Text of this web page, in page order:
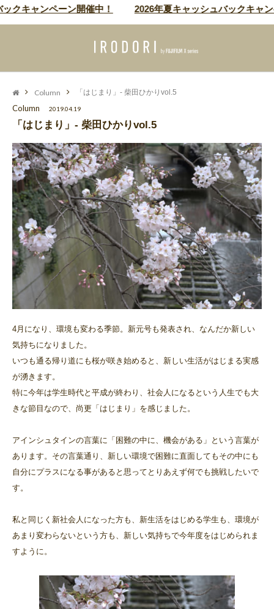
ンペーン開催中！ 2026年夏キャッシュバックキャンペー
Column 「はじまり」- 柴田ひかりvol.5
Column 2019.04.19
「はじまり」- 柴田ひかりvol.5
4月になり、環境も変わる季節。新元号も発表され、なんだか新しい
気持ちになりました。
いつも通る帰り道にも桜が咲き始めると、新しい生活がはじまる実感
が湧きます。
特に今年は学生時代と平成が終わり、社会人になるという人生でも大
きな節目なので、尚更「はじまり」を感じました。
アインシュタインの言葉に「困難の中に、機会がある」という言葉が
あります。その言葉通り、新しい環境で困難に直面してもその中にも
自分にプラスになる事があると思ってとりあえず何でも挑戦したいで
す。
私と同じく新社会人になった方も、新生活をはじめる学生も、環境が
あまり変わらないという方も、新しい気持ちで今年度をはじめられま
すように。